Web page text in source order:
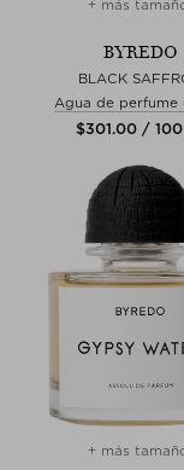
+ más
BYREDO
BLACK
Agua de perfume
$‌301.00 /
+ más